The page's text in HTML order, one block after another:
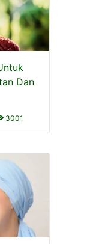
Dan
3001